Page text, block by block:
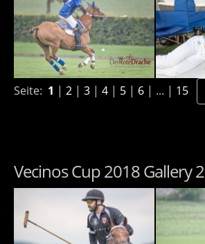
Seite: 1 | 2 | 3 | 4 | 5 | 6 | ... | 15
Vecinos Cup 2018 Gallery 2